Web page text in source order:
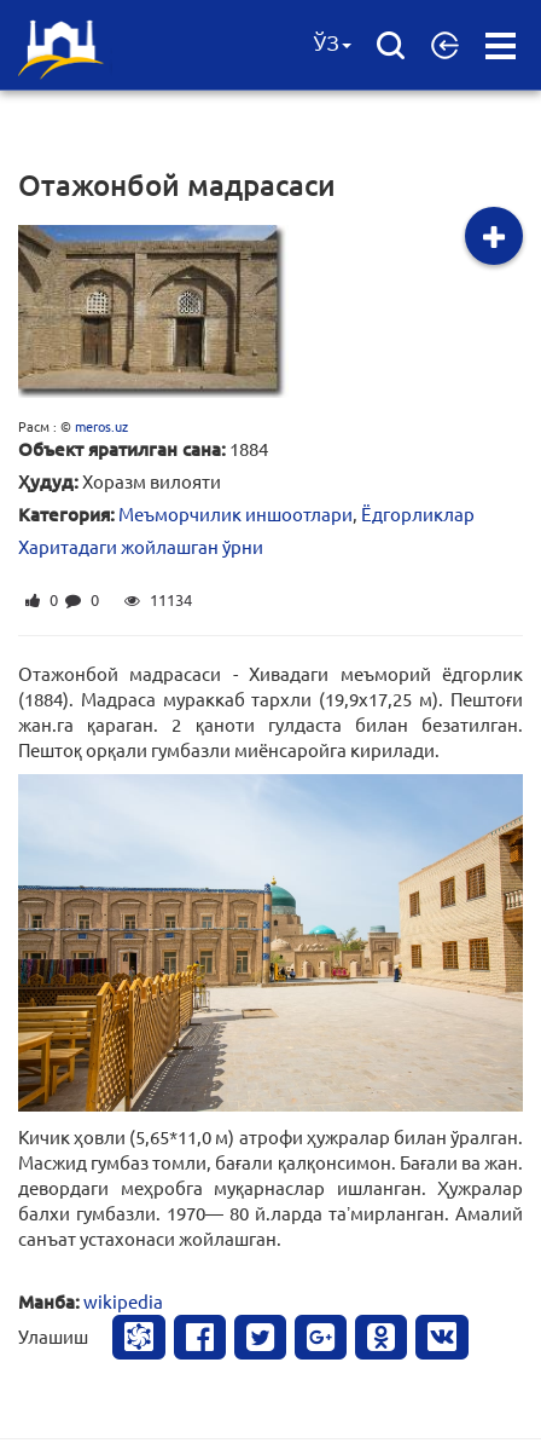
Open
ЎЗ
Отажонбой мадрасаси
Расм : ©meros.uz
Объект яратилган сана: 1884
Ҳудуд:Хоразм вилояти
Категория: Меъморчилик иншоотлари, Ёдгорликлар
Харитадаги жойлашган ўрни
0 0 11134
Отажонбой мадрасаси - Хивадаги меъморий ёдгорлик
(1884). Мадраса мураккаб тархли (19,9х17,25 м). Пештоғи
жан.га қараган. 2 қаноти гулдаста билан безатилган.
Пештоқ орқали гумбазли миёнсаройга кирилади.
Кичик ҳовли (5,65*11,0 м) атрофи ҳужралар билан ўралган.
Масжид гумбаз томли, бағали қалқонсимон. Бағали ва жан.
девордаги меҳробга муқарнаслар ишланган. Ҳужралар
балхи гумбазли. 1970— 80 й.ларда таʼмирланган. Амалий
санъат устахонаси жойлашган.
Манба:wikipedia
Улашиш